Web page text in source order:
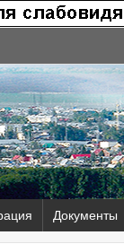
Документы